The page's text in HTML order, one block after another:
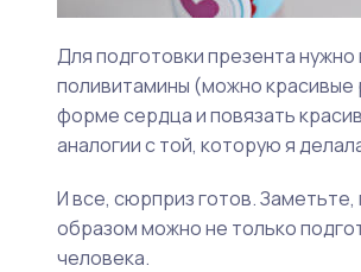
Для подготовки презента нужно
поливитамины (можно красивые
форме сердца и повязать
аналогии с той, которую я
И все, сюрприз готов.
образом можно не только
человека.